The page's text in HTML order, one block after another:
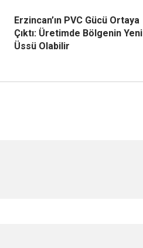
Erzincan’ın PVC Gücü Ortaya
Çıktı: Üretimde Bölgenin Yeni
Üssü Olabilir